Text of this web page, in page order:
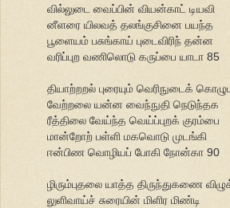
வில்லுடை வைப்பின் வியன்காட் டியவி
னீளரை யிலவத் தலங்குசினை பயந்த
பூளையம் பசுங்காய் புடைவிரிந் தன்ன
வரிப்புற வணிலொடு கருப்பை யாடா 85
தியாற்றறல் புரையும் வெரிநுடைக்
வேற்றலை யன்ன வைந்நுதி நெடுந்தக
ரீத்திலை வேய்ந்த வெய்ப்புறக் குரம்பை
மான்றோற் பள்ளி மகவொடு முடங்கி
ஈன்பிண வொழியப் போகி நோன்கா 90
ழிரும்புதலை யாத்த திருந்துகணை
லுளிவாய்ச் சுரையின் மிளிர மிண்டி